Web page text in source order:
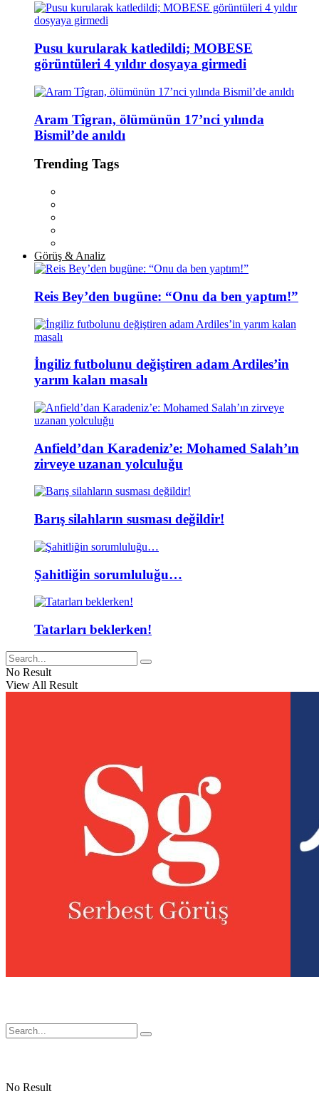
Pusu kurularak katledildi; MOBESE
görüntüleri 4 yıldır dosyaya girmedi
Aram Tîgran, ölümünün 17’nci yılında
Bismil’de anıldı
Trending Tags
Görüş & Analiz
Reis Bey’den bugüne: “Onu da ben yaptım!”
İngiliz futbolunu değiştiren adam Ardiles’in
yarım kalan masalı
Anfield’dan Karadeniz’e: Mohamed Salah’ın
zirveye uzanan yolculuğu
Barış silahların susması değildir!
Şahitliğin sorumluluğu…
Tatarları beklerken!
No Result
View All Result
No Result